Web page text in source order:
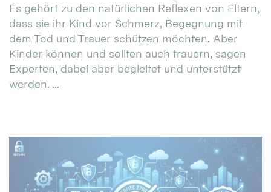
Es gehört zu den natürlichen Reflexen von Eltern,
dass sie ihr Kind vor Schmerz, Begegnung mit
dem Tod und Trauer schützen möchten. Aber
Kinder können und sollten auch trauern, sagen
Experten, dabei aber begleitet und unterstützt
werden. ...